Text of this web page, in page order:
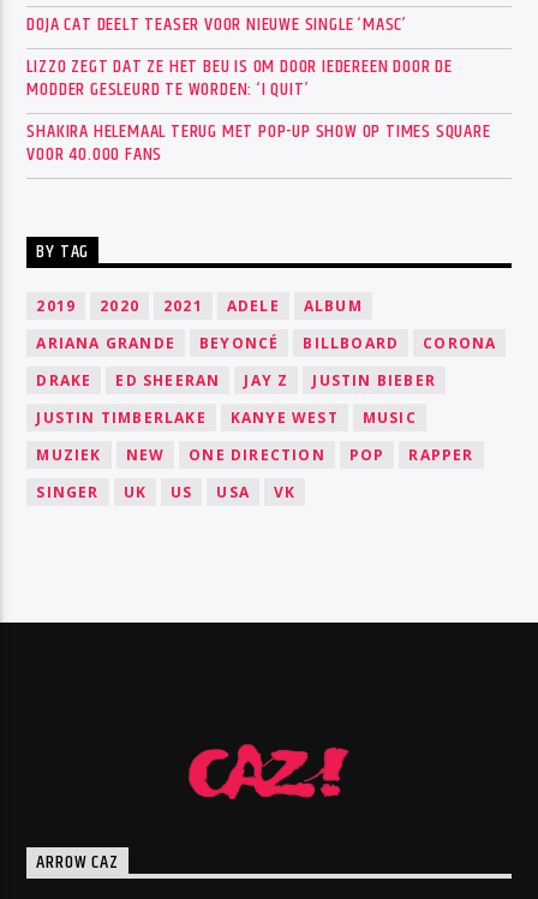
DOJA CAT DEELT TEASER VOOR NIEUWE SINGLE ‘MASC’
LIZZO ZEGT DAT ZE HET BEU IS OM DOOR IEDEREEN DOOR DE
MODDER GESLEURD TE WORDEN: ‘I QUIT’
SHAKIRA HELEMAAL TERUG MET POP-UP SHOW OP TIMES SQUARE
VOOR 40.000 FANS
BY TAG
2019 2020 2021 ADELE
ALBUM
ARIANA GRANDE
BEYONCÉ BILLBOARD
CORONA
DRAKE
ED SHEERAN JAY Z
JUSTIN BIEBER
JUSTIN TIMBERLAKE
KANYE WEST
MUSIC
MUZIEK
NEW ONE DIRECTION POP
RAPPER
SINGER
UK US USA VK
ARROW CAZ